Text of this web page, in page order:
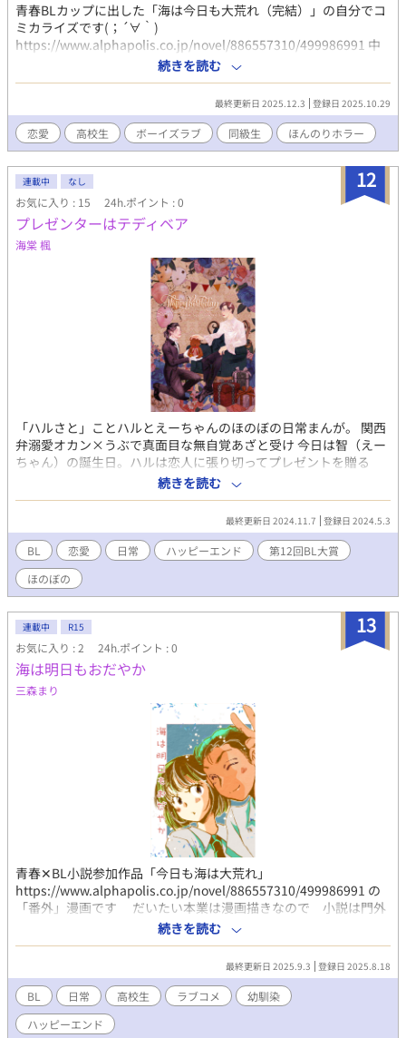
青春BLカップに出した「海は今日も大荒れ（完結）」の自分でコ
ミカライズです(；´∀｀)
https://www.alphapolis.co.jp/novel/886557310/499986991 中
編に収めるのに～お話しじたいは 「体育館の怪」あたりから最
後までくらい バッサリお話しもキャラも削ってます あと ふた
りとも黒髪だと重いなぁで 七海ちゃんが茶髪になっていたり
双子設定なんだから 美海ちゃんと七海ちゃんをもう少し似せよ
う！とか言っちゃって 細かい修正が入ってます 黒髪の七海ちゃ
んが見たい方は 「海は明日もおだやか」
https://www.alphapolis.co.jp/manga/886557310/821987658 に
てｗお楽しみくださいまし(・∀・)
続きを読む
最終更新日 2025.12.3 登録日 2025.10.29
恋愛 高校生 ボーイズラブ 同級生 ほんのりホラー
12
連載中 なし
お気に入り : 15 24h.ポイント : 0
プレゼンターはテディベア
海棠 楓
「ハルさと」ことハルとえーちゃんのほのぼの日常まんが。 関西
弁溺愛オカン×うぶで真面目な無自覚あざと受け 今日は智（えー
ちゃん）の誕生日。ハルは恋人に張り切ってプレゼントを贈る
が、渡されたえーちゃんは困惑顔。それもそのはず、贈られたぬ
いぐるみはもう持っているものとうり二つで……？ ひたすら甘や
かして溺愛したい関西弁世話焼き×どっぷり溺愛されている天然
ウブウブ、同棲して1年半以上経つけどまだまだ初々しい二人が二
度目の誕生日を迎える話 こちらの小説をセルフコミカライズしま
した。
https://www.alphapolis.co.jp/novel/376601623/323877269
続きを読む
最終更新日 2024.11.7 登録日 2024.5.3
BL 恋愛 日常 ハッピーエンド
第12回BL大賞
ほのぼの
13
連載中 R15
お気に入り : 2 24h.ポイント : 0
海は明日もおだやか
三森まり
青春✕BL小説参加作品「今日も海は大荒れ」
https://www.alphapolis.co.jp/novel/886557310/499986991 の
「番外」漫画です だいたい本業は漫画描きなので 小説は門外
なんですが 1回目って事でせっかくなので（←？）ノリノリで参
加！ 序に自分でコミカライズ出来るんだから描いてみよう(・
∀・)ｂ てな感じでアップしてみました 小説書きとして知名度が
絶望的に低いので漫画で宣伝って感じもアリ～ 漫画読んでる方と
小説読んでる方の親和性ってどうなの？？？とかの興味もありま
して 漫画をアップした日としてない日を比較とかしてみようか
と思ってますけど さてはて(；´∀｀)
続きを読む
最終更新日 2025.9.3 登録日 2025.8.18
BL 日常 高校生 ラブコメ
幼馴染
ハッピーエンド